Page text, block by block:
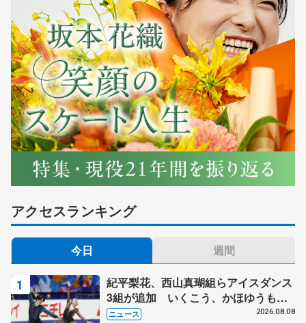
アクセスランキング
今日 週間
紀平梨花、西山真瑚組らアイスダンス
3組が追加 いくこう、かほゆうも、
木下グループ杯
ニュース 2026.08.08